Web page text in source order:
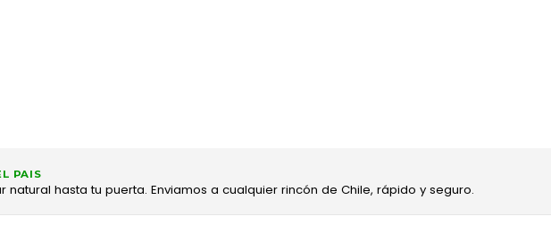
PAIS
natural hasta tu puerta. Enviamos a cualquier rincón de Chile, rápido y seguro.